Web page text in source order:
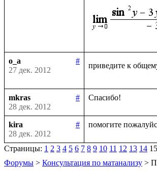
o_a
#
27 дек. 2012
приведите к
mkras
#
28 дек. 2012
kira
#
28 дек. 2012
Страницы: 1 2 3 4 5 6 7 8 9 10 11 12 13 14 15
Форумы > Консультация по матанализу >